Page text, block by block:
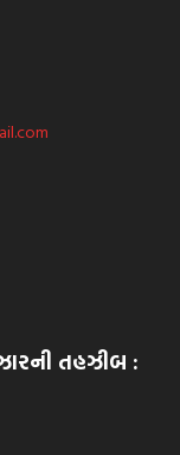
તહઝીબ :